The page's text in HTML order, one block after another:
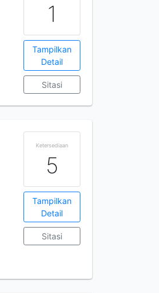
1
Tampilkan
Detail
Sitasi
Ketersediaan
5
Tampilkan
Detail
Sitasi